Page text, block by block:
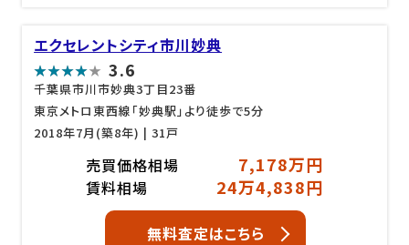
エクセレントシティ市川妙典
3.6
千葉県市川市妙典3丁目23番
東京メトロ東西線「妙典駅」より徒歩で5分
2018年7月(築8年) | 31戸
売買価格相場 7,178万円
賃料相場 24万4,838円
無料査定はこちら